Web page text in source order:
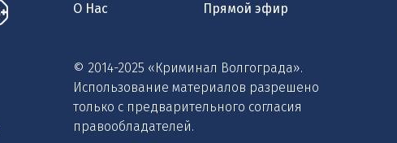
О Нас Прямой эфир
© 2014-2025 «Криминал Волгограда».
Использование материалов разрешено
только с предварительного согласия
правообладателей.